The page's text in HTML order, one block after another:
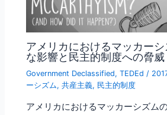
アメリカにおけるマッカー
な影響と民主的制度への脅威
Government Declassified,TEDEd /
ーシズム,共産主義, 民主的制度
アメリカにおけるマッカーシズム